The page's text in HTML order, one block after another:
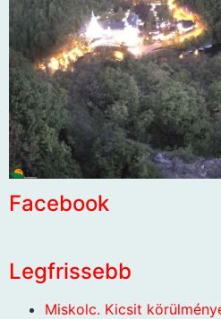
Facebook
Legfrissebb
Miskolc. Kicsit